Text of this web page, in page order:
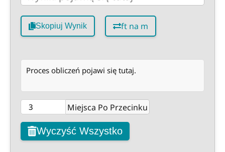
Skopiuj Wynik ft na m
Proces obliczeń pojawi się tutaj.
Miejsca Po Przecinku
Wyczyść Wszystko